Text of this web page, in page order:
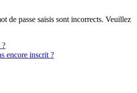
de passe saisis sont incorrects. Veuillez
?
encore inscrit ?